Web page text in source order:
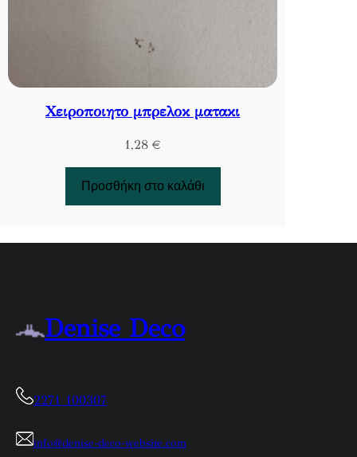
Χειροποιητο μπρελοκ ματακι
1,28 €
Προσθήκη στο καλάθι
Denise Deco
2271 100307
info@denise-deco-website.com